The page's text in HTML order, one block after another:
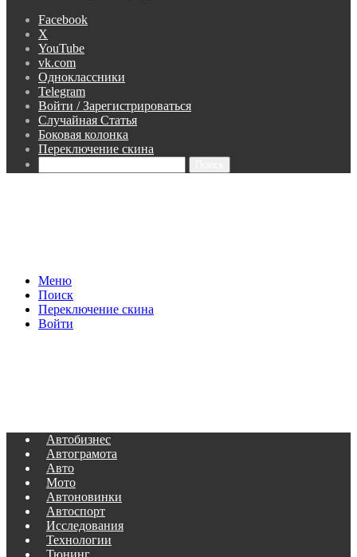
Facebook
X
YouTube
vk.com
Одноклассники
Telegram
Войти / Зарегистрироваться
Случайная Статья
Боковая колонка
Переключение скина
Меню
Поиск
Переключение скина
Войти
Автобизнес
Автограмота
Авто
Мото
Автоновинки
Автоспорт
Исследования
Технологии
Тюнинг